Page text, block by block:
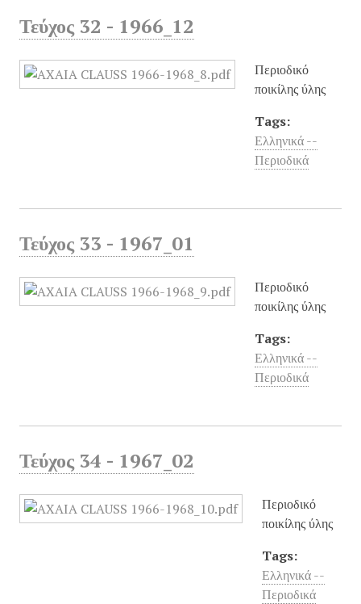
Τεύχος 32 - 1966_12
Περιοδικό
ποικίλης ύλης
Tags:
Ελληνικά --
Περιοδικά
Τεύχος 33 - 1967_01
Περιοδικό
ποικίλης ύλης
Tags:
Ελληνικά --
Περιοδικά
Τεύχος 34 - 1967_02
Περιοδικό
ποικίλης ύλης
Tags:
Ελληνικά --
Περιοδικά